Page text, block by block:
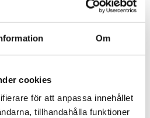
Om
cookies
för att anpassa innehållet
tillhandahålla funktioner
Digital dynamometer
eller monterad i provställ.
LÄS MER